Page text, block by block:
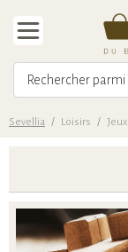
Sevellia / Loisirs / Jeux